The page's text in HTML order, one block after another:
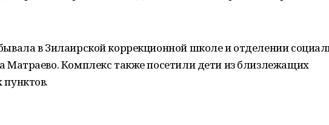
в Зилаирской коррекционной школе и отделении
Матраево. Комплекс также посетили дети из близлежащих